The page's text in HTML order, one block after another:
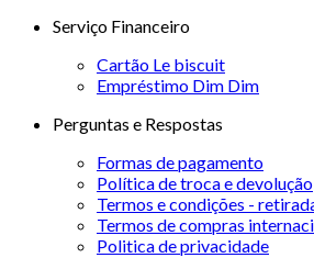
Serviço Financeiro
Cartão Le biscuit
Empréstimo Dim Dim
Perguntas e Respostas
Formas de pagamento
Política de troca e devolução
Termos e condições -
Termos de compras
Politica de privacidade